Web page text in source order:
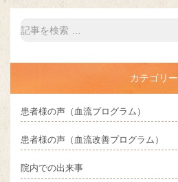
カテゴリー
患者様の声（血流プログラム）
患者様の声（血流改善プログラム）
院内での出来事